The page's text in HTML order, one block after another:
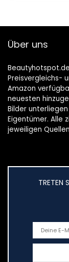
Über uns
Preisvergleichs-
Amazon
neuesten
Bilder
Eigentümer. Alle
jeweiligen
TRETEN